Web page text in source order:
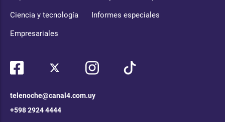
Ciencia y tecnología Informes especiales
Empresariales
telenoche@canal4.com.uy
+598 2924 4444